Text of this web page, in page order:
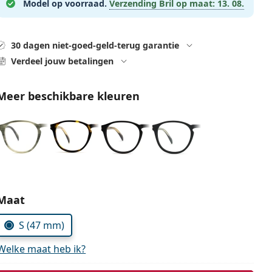
Model op voorraad. Verzending Bril op maat: 13. 08.
30 dagen niet-goed-geld-terug garantie
Verdeel jouw betalingen
beschikbare kleuren
parameters:
S (47 mm)
maat heb ik?